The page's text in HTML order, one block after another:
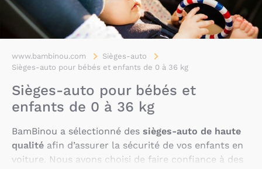
www.bambinou.com
Sièges-auto
Sièges-auto pour bébés et enfants de 0 à 36 kg
Sièges-auto pour bébés et
enfants de 0 à 36 kg
BamBinou a sélectionné des sièges-auto de haute
qualité afin d’assurer la sécurité de vos enfants en
voiture. Nous avons choisi de faire confiance à des